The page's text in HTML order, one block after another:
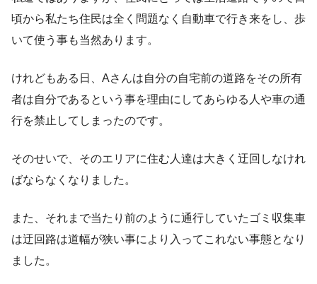
頃から私たち住民は全く問題なく自動車で行き来をし、歩
いて使う事も当然あります。
けれどもある日、Aさんは自分の自宅前の道路をその所有
者は自分であるという事を理由にしてあらゆる人や車の通
行を禁止してしまったのです。
そのせいで、そのエリアに住む人達は大きく迂回しなけれ
ばならなくなりました。
また、それまで当たり前のように通行していたゴミ収集車
は迂回路は道幅が狭い事により入ってこれない事態となり
ました。